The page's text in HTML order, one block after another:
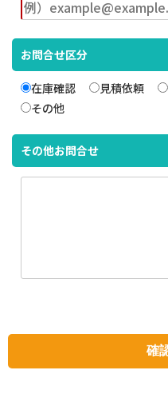
お問合せ区分
在庫確認 見積依頼
その他
その他お問合せ